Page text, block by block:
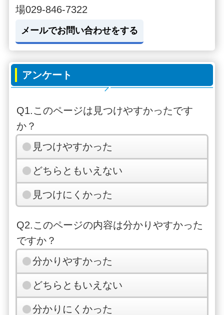
場029-846-7322
メールでお問い合わせをする
アンケート
Q1.このページは見つけやすかったです
か？
見つけやすかった
どちらともいえない
見つけにくかった
Q2.このページの内容は分かりやすかった
ですか？
分かりやすかった
どちらともいえない
分かりにくかった